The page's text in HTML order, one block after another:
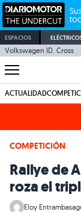
ESPACIOS
Volkswagen ID. Cross
ACTUALIDAD
COMPETICIÓN
Rallye de
roza el
Eloy